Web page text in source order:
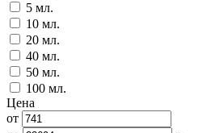
5 мл.
10 мл.
20 мл.
40 мл.
50 мл.
100 мл.
Цена
от